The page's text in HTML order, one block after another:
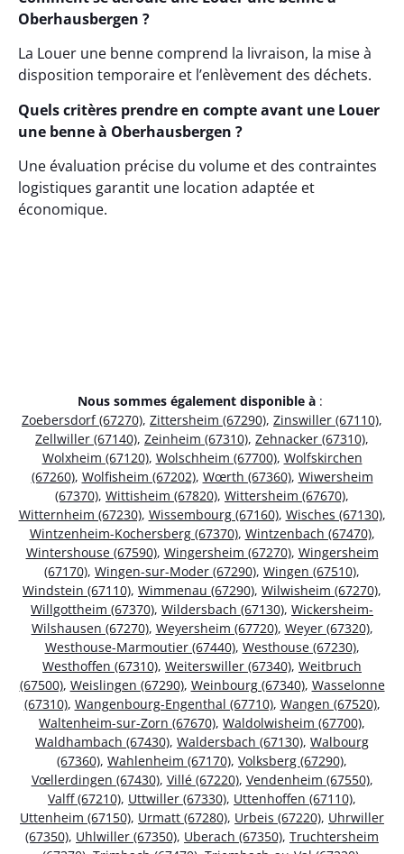
Oberhausbergen ?
La Louer une benne comprend la livraison, la mise à
disposition temporaire et l’enlèvement des déchets.
Quels critères prendre en compte avant une Louer
une benne à Oberhausbergen ?
Une évaluation précise du volume et des contraintes
logistiques garantit une location adaptée et
économique.
Nous sommes également disponible à :
Zoebersdorf (67270), Zittersheim (67290), Zinswiller (67110),
Zellwiller (67140), Zeinheim (67310), Zehnacker (67310),
Wolxheim (67120), Wolschheim (67700), Wolfskirchen
(67260), Wolfisheim (67202), Wœrth (67360), Wiwersheim
(67370), Wittisheim (67820), Wittersheim (67670),
Witternheim (67230), Wissembourg (67160), Wisches (67130),
Wintzenheim-Kochersberg (67370), Wintzenbach (67470),
Wintershouse (67590), Wingersheim (67270), Wingersheim
(67170), Wingen-sur-Moder (67290), Wingen (67510),
Windstein (67110), Wimmenau (67290), Wilwisheim (67270),
Willgottheim (67370), Wildersbach (67130), Wickersheim-
Wilshausen (67270), Weyersheim (67720), Weyer (67320),
Westhouse-Marmoutier (67440), Westhouse (67230),
Westhoffen (67310), Weiterswiller (67340), Weitbruch
(67500), Weislingen (67290), Weinbourg (67340), Wasselonne
(67310), Wangenbourg-Engenthal (67710), Wangen (67520),
Waltenheim-sur-Zorn (67670), Waldolwisheim (67700),
Waldhambach (67430), Waldersbach (67130), Walbourg
(67360), Wahlenheim (67170), Volksberg (67290),
Vœllerdingen (67430), Villé (67220), Vendenheim (67550),
Valff (67210), Uttwiller (67330), Uttenhoffen (67110),
Uttenheim (67150), Urmatt (67280), Urbeis (67220), Uhrwiller
(67350), Uhlwiller (67350), Uberach (67350), Truchtersheim